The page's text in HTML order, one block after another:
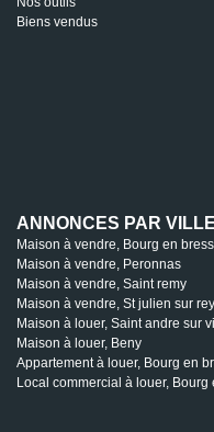
Biens vendus
ANNONCES PAR VILLE
Maison à vendre, Bourg en
Maison à vendre, Peronnas
Maison à vendre, Saint remy
Maison à vendre, St julien sur
Maison à louer, Saint andre sur
Maison à louer, Beny
Appartement à louer, Bourg en
Local commercial à louer, Bourg